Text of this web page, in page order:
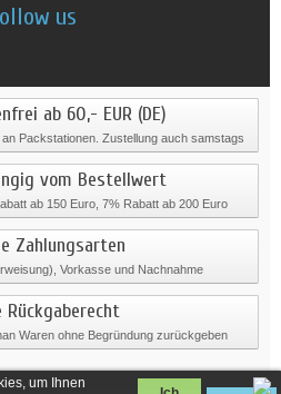
um Ihnen
us
ab 60,- EUR (DE)
Packstationen. Zustellung auch samstags
vom Bestellwert
ab 150 Euro, 7% Rabatt ab 200 Euro
Zahlungsarten
Vorkasse und Nachnahme
Rückgaberecht
Waren ohne Begründung zurückgeben